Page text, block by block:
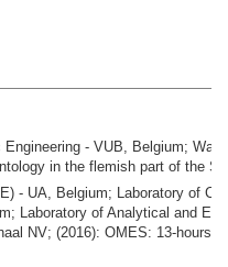
- VUB, Belgium;
in the flemish part of the
- UA, Belgium; Laboratory of
Laboratory of Analytical and
NV; (2016): OMES: 13-hours